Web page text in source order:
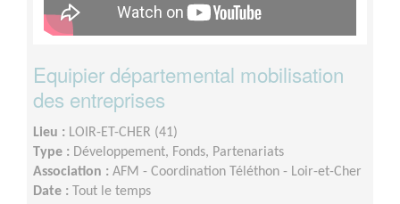
Equipier départemental mobilisation
des entreprises
Lieu : LOIR-ET-CHER (41)
Type : Développement, Fonds, Partenariats
Association : AFM - Coordination Téléthon - Loir-et-Cher
Date :
Tout le temps